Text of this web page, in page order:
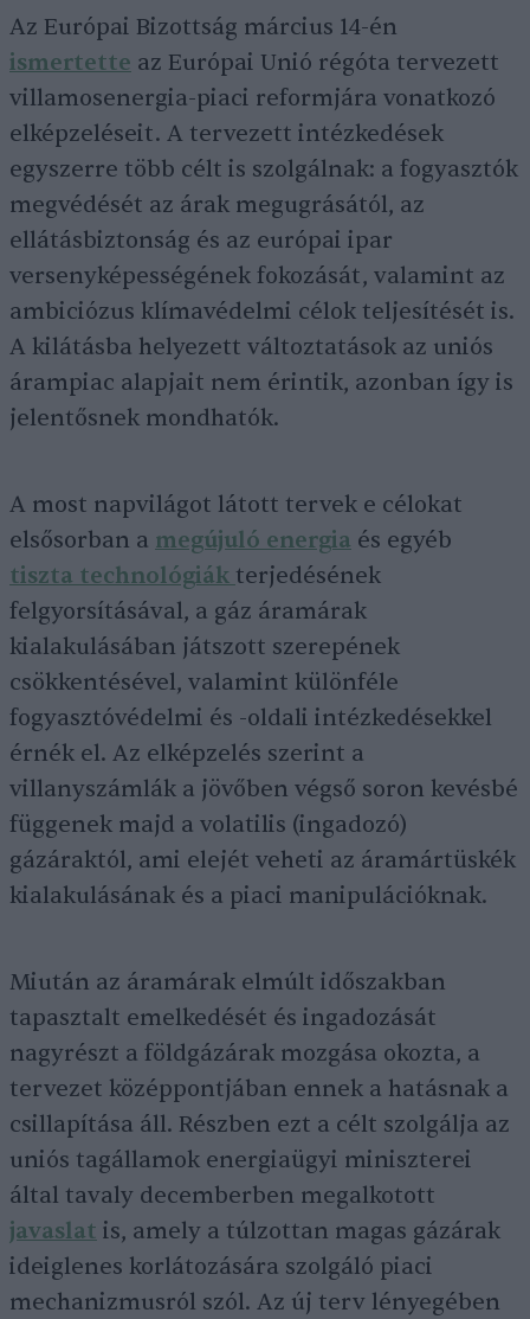
Az Európai Bizottság március 14-én
ismertette az Európai Unió régóta tervezett
villamosenergia-piaci reformjára vonatkozó
elképzeléseit. A tervezett intézkedések
egyszerre több célt is szolgálnak: a fogyasztók
megvédését az árak megugrásától, az
ellátásbiztonság és az európai ipar
versenyképességének fokozását, valamint az
ambiciózus klímavédelmi célok teljesítését is.
A kilátásba helyezett változtatások az uniós
árampiac alapjait nem érintik, azonban így is
jelentősnek mondhatók.
A most napvilágot látott tervek e célokat
elsősorban a megújuló energia és egyéb
tiszta technológiák terjedésének
felgyorsításával, a gáz áramárak
kialakulásában játszott szerepének
csökkentésével, valamint különféle
fogyasztóvédelmi és -oldali intézkedésekkel
érnék el. Az elképzelés szerint a
villanyszámlák a jövőben végső soron kevésbé
függenek majd a volatilis (ingadozó)
gázáraktól, ami elejét veheti az áramártüskék
kialakulásának és a piaci manipulációknak.
Miután az áramárak elmúlt időszakban
tapasztalt emelkedését és ingadozását
nagyrészt a földgázárak mozgása okozta, a
tervezet középpontjában ennek a hatásnak a
csillapítása áll. Részben ezt a célt szolgálja az
uniós tagállamok energiaügyi miniszterei
által tavaly decemberben megalkotott
javaslat is, amely a túlzottan magas gázárak
ideiglenes korlátozására szolgáló piaci
mechanizmusról szól. Az új terv lényegében